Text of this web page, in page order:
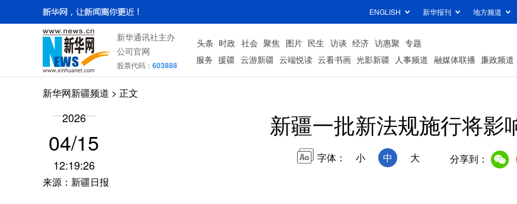
ENGLISH 新华报刊 地方频道
新华通讯社主办
公司官网
股票代码： 603888
头条 时政 社会 聚焦 图片 民生 访谈 经济 访惠聚 专题
服务 援疆 云游新疆 云端悦读 云看书画 光影新疆 人事频道 融媒体联播 廉政频道
新华网新疆频道 > 正文
2026
04/15
12:19:26
来源：新疆日报
新疆一批新法规施行将影
字体： 小 中 大 分享到：